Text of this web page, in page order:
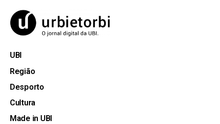
UBI
Região
Desporto
Cultura
Made in UBI